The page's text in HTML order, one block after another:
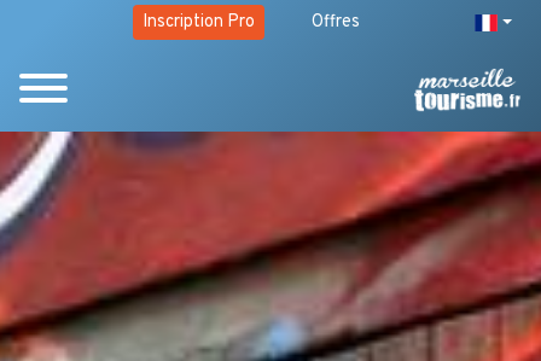
Inscription Pro Offres